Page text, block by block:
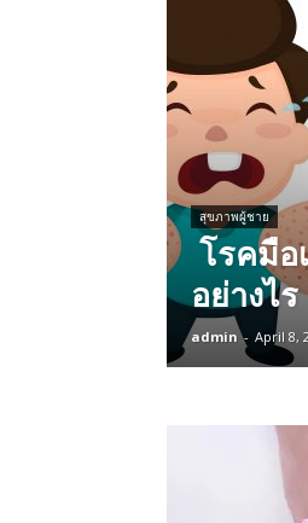
สุขภาพผู้ชาย
โรคมือ
อย่างไร
admin - April 8,